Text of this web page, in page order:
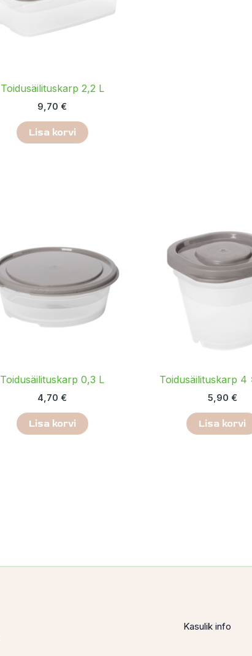
Toidusäilituskarp 2,2 L
9,70 €
Lisa korvi
Toidusäilituskarp 0,3 L
4,70 €
Lisa korvi
Toidusäilituskarp 4
5,90 €
Lisa korvi
Kasulik info